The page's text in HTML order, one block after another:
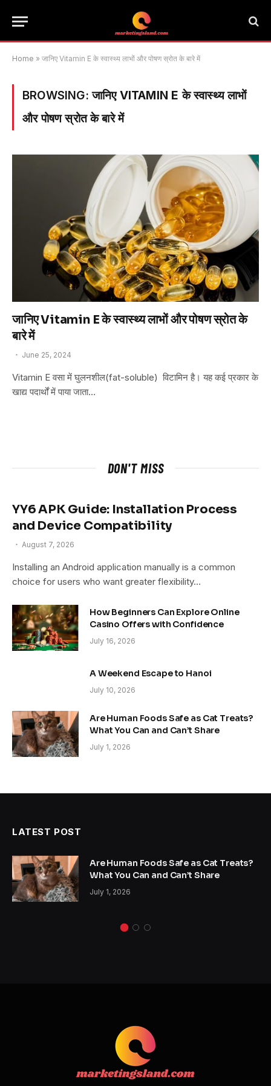
Home » जानिए Vitamin E के स्वास्थ्य लाभों और पोषण स्रोत के बारे में
BROWSING:जानिए VITAMIN E के स्वास्थ्य लाभों
और पोषण स्रोत के बारे में
जानिए Vitamin E के स्वास्थ्य लाभों और पोषण स्रोत के
बारे में
June 25, 2024
Vitamin E वसा में घुलनशील(fat-soluble) विटामिन है। यह कई प्रकार के
खाद्य पदार्थों में पाया जाता…
DON'T MISS
YY6 APK Guide: Installation Process
and Device Compatibility
August 7, 2026
Installing an Android application manually is a common
choice for users who want greater flexibility…
How Beginners Can Explore Online
Casino Offers with Confidence
July 16, 2026
A Weekend Escape to Hanoi
July 10, 2026
Are Human Foods Safe as Cat Treats?
What You Can and Can’t Share
July 1, 2026
LATEST POST
Are Human Foods Safe as Cat Treats?
What You Can and Can’t Share
July 1, 2026